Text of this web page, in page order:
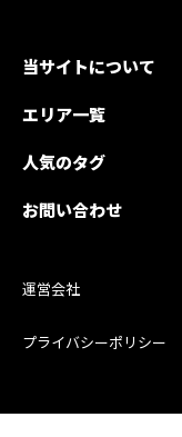
当サイトについて
エリア一覧
人気のタグ
お問い合わせ
運営会社
プライバシーポリシー